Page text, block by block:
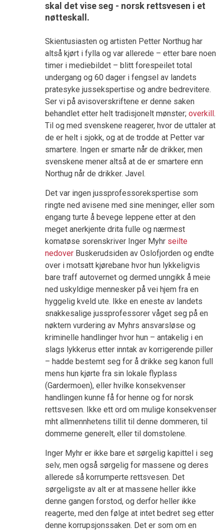
skal det vise seg - norsk rettsvesen i et
nøtteskall.
Skientusiasten og artisten Petter Northug har
altså kjørt i fylla og var allerede – etter bare noen
timer i mediebildet – blitt forespeilet total
undergang og 60 dager i fengsel av landets
pratesyke jussekspertise og andre bedrevitere.
Ser vi på avisoverskriftene er denne saken
behandlet etter helt tradisjonelt mønster; overkill.
Til og med svenskene reagerer, hvor de uttaler at
de er helt i sjokk, og at de trodde at Petter var
smartere. Ingen er smarte når de drikker, men
svenskene mener altså at de er smartere enn
Northug når de drikker. Javel.
Det var ingen jussprofessorekspertise som
ringte ned avisene med sine meninger, eller som
engang turte å bevege leppene etter at den
meget anerkjente drita fulle og nærmest
komatøse sorenskriver Inger Myhr seilte
nedover Buskerudsiden av Oslofjorden og endte
over i motsatt kjørebane hvor hun lykkeligvis
bare traff autovernet og dermed unngikk å meie
ned uskyldige mennesker på vei hjem fra en
hyggelig kveld ute. Ikke en eneste av landets
snakkesalige jussprofessorer våget seg på en
nøktern vurdering av Myhrs ansvarsløse og
kriminelle handlinger hvor hun – antakelig i en
slags lykkerus etter inntak av korrigerende piller
– hadde bestemt seg for å drikke seg kanon full
mens hun kjørte fra sin lokale flyplass
(Gardermoen), eller hvilke konsekvenser
handlingen kunne få for henne og for norsk
rettsvesen. Ikke ett ord om mulige konsekvenser
mht allmennhetens tillit til denne dommeren, til
dommerne generelt, eller til domstolene.
Inger Myhr er ikke bare et sørgelig kapittel i seg
selv, men også sørgelig for massene og deres
allerede så korrumperte rettsvesen. Det
sørgeligste av alt er at massene heller ikke
denne gangen forstod, og derfor heller ikke
reagerte, med den følge at intet bedret seg etter
denne korrupsjonssaken. Det er som om en